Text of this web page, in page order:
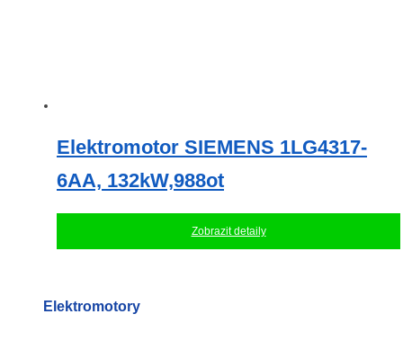
Elektromotor SIEMENS 1LG4317-
6AA, 132kW,988ot
Zobrazit detaily
Elektromotory